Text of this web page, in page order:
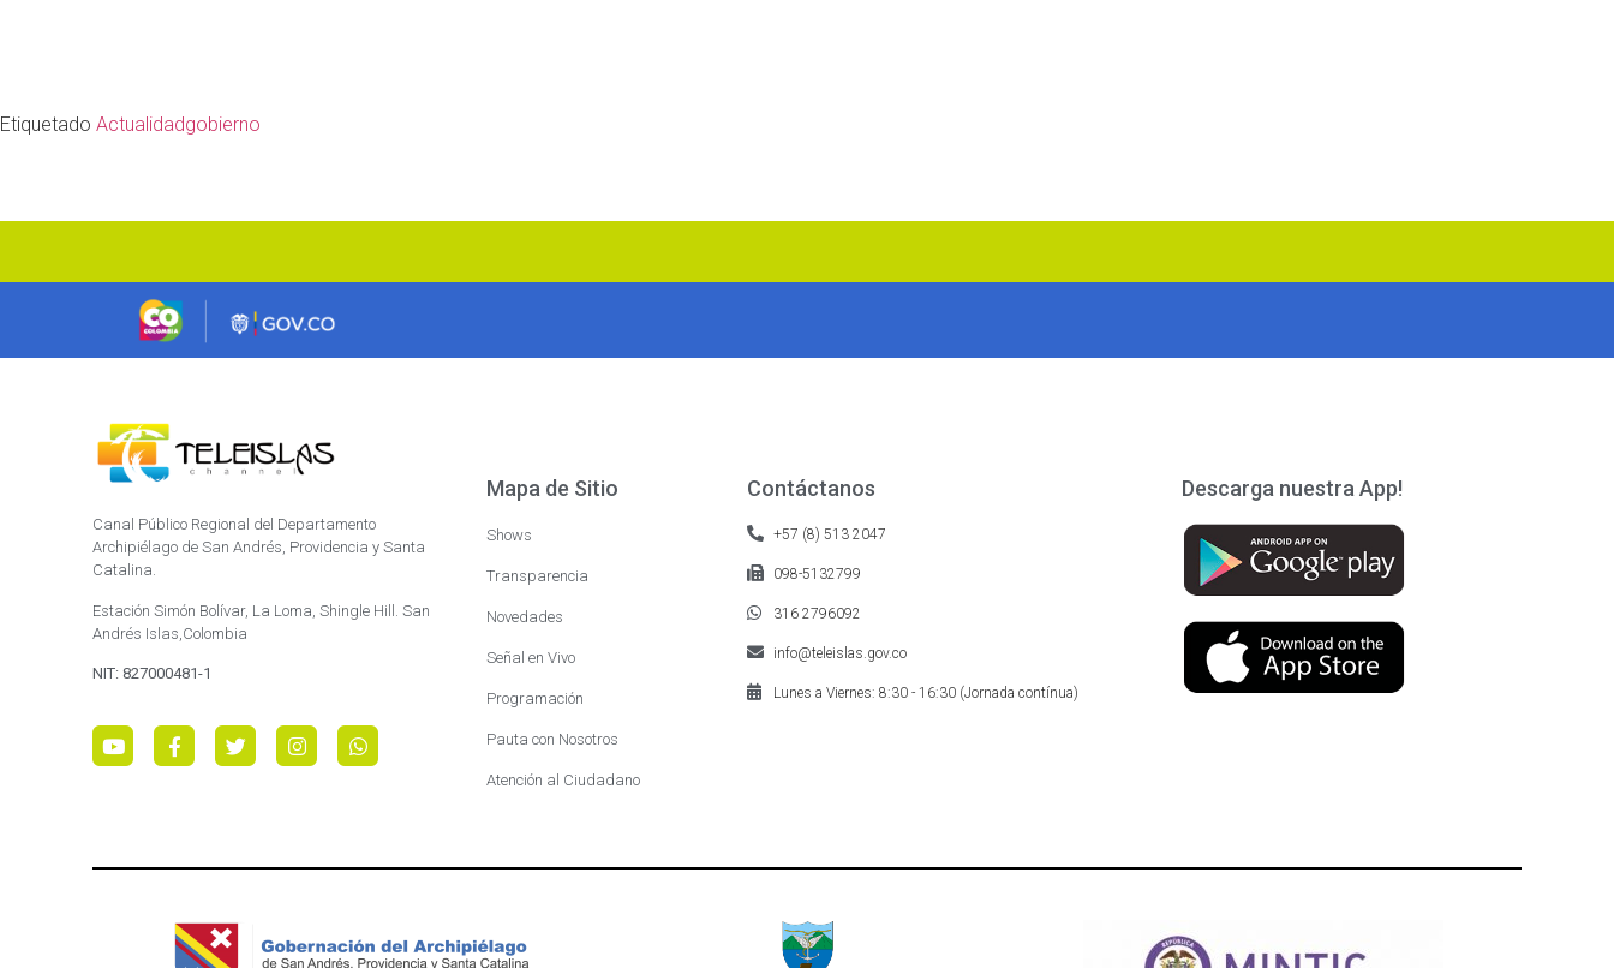
Etiquetado Actualidadgobierno
Canal Público Regional del Departamento
Archipiélago de San Andrés, Providencia y Santa
Catalina.
Estación Simón Bolívar, La Loma, Shingle Hill. San
Andrés Islas,Colombia
NIT: 827000481-1
Mapa de Sitio
Shows
Transparencia
Novedades
Señal en Vivo
Programación
Pauta con Nosotros
Atención al Ciudadano
Contáctanos
+57 (8) 513 2047
098-5132799
316 2796092
info@teleislas.gov.co
Lunes a Viernes: 8:30 - 16:30 (Jornada contínua)
Descarga nuestra App!